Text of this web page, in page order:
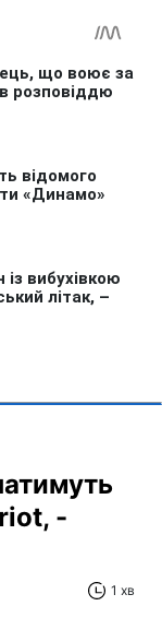
-
1 хв